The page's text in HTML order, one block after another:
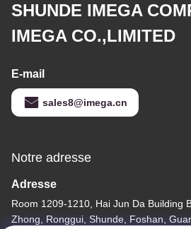
SHUNDE IMEGA
IMEGA CO.,LIMITED
E-mail
sales8@imega.cn
Notre adresse
Adresse
Room 1209-1210, Hai Jun Da Building
Zhong, Ronggui, Shunde, Foshan,